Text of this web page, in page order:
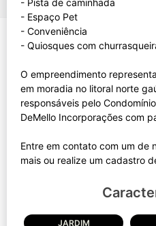
- Pista de caminhada
- Espaço Pet
- Conveniência
- Quiosques com
O empreendimento
em moradia no litoral norte
responsáveis pelo
DeMello Incorporações com
Entre em contato com um de
JARDIM